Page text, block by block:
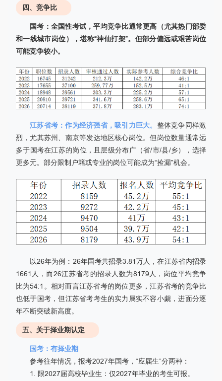
四、竞争比
国考：全国性考试，平均竞争比通常更高（尤其热门部委
和一线城市岗位），堪称“神仙打架”。但部分偏远或艰苦岗位
可能竞争较小。
江苏省考：作为经济强省，吸引力巨大。 整体竞争同样激
烈，尤其苏州、南京等发达地区核心岗位。但岗位数量通常远
多于国考在江苏的岗位，且层级分布广（省/市/县/乡），选择
更多元。部分限制户籍或专业的岗位可能成为“捡漏”机会。
以26年为例：26年国考共招录3.81万人，在江苏省内招录
1661人，而26江苏省考的招录人数为8179人，岗位平均竞争
比为54:1。相对而言江苏省考的岗位更多，江苏省考的竞争比
也低于国考，但江苏省考考生的实力属实不容小觑，进面分逐
年不断突破新高度。
五、关于择业期认定
国考：有择业期
参考往年情况，报考2027年国考，“应届生”分两种：
1. 限2027届高校毕业生：仅2027年毕业的考生可报。